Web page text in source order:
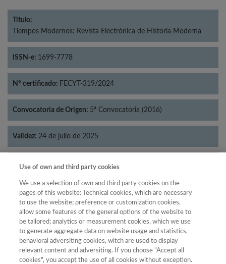
Título:
Tiempos Modernos: Revista Electrónica de Historia Moderna
ISSN-e: 1699-7778
Nº certificado: FECYT-319/2024
Convocatoria de Origen: 5ª Convocatoria (2016)
Validez: 24 de julio de 2025
Categorías: Historia
Año
Año Filtrar
Use of own and third party cookies
We use a selection of own and third party cookies on the
pages of this website: Technical cookies, which are necessary
to use the website; preference or customization cookies,
allow some features of the general options of the website to
be tailored; analytics or measurement cookies, which we use
to generate aggregate data on website usage and statistics,
behavioral adversiting cookies, witch are used to display
relevant content and adversiting. If you choose "Accept all
cookies", you accept the use of all cookies without exception.